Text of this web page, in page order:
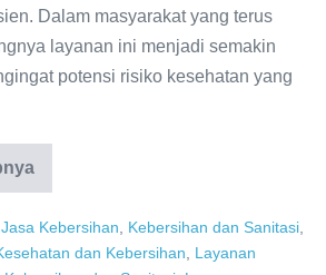
Dalam masyarakat yang terus
layanan ini menjadi semakin
potensi risiko kesehatan yang
Jasa Kebersihan, Kebersihan dan Sanitasi,
dan Kebersihan, Layanan